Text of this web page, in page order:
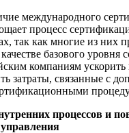
международного
процесс
так как многие из них
базового уровня
компаниям
затраты, связанные с
процессов и